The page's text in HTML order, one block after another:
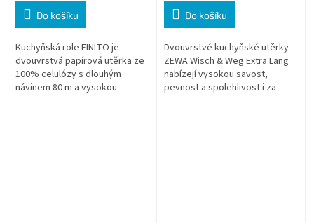
Do košíku
Kuchyňská role FINITO je
dvouvrstvá papírová utěrka ze
100% celulózy s dlouhým
návinem 80 m a vysokou
Do košíku
Dvouvrstvé kuchyňské utěrky
ZEWA Wisch & Weg Extra Lang
nabízejí vysokou savost,
pevnost a spolehlivost i za